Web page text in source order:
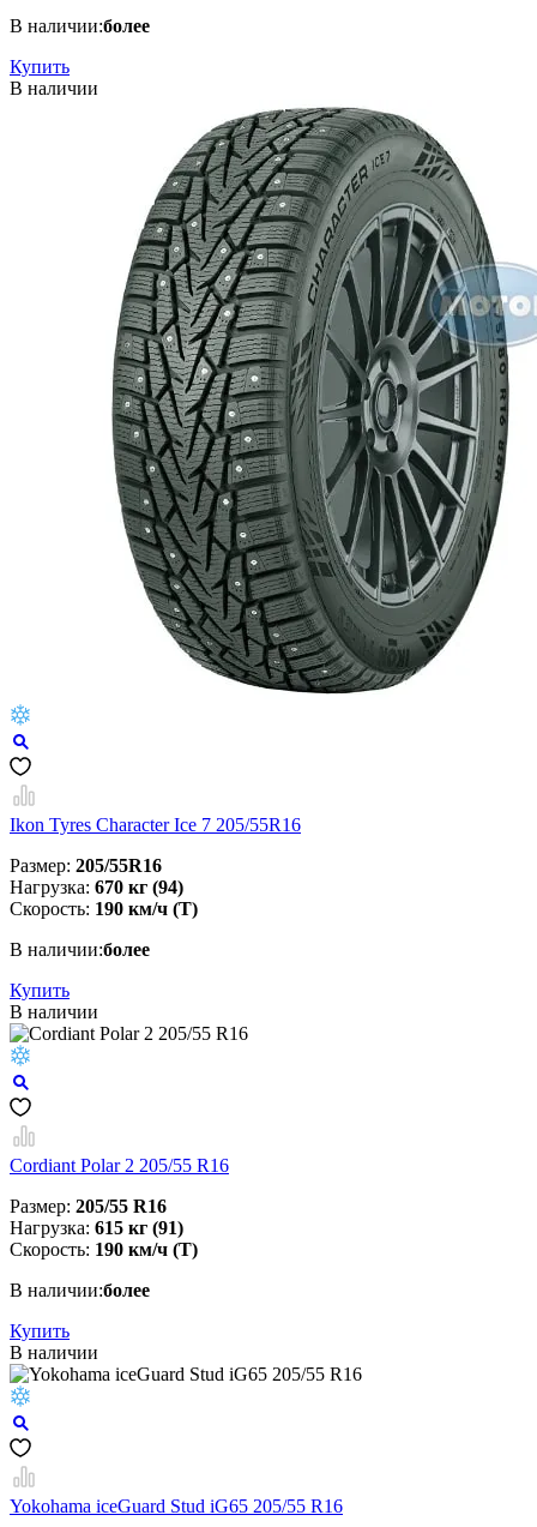
В наличии:более
Купить
В наличии
Ikon Tyres Character Ice 7 205/55R16
Размер: 205/55R16
Нагрузка: 670 кг (94)
Скорость: 190 км/ч (Т)
В наличии:более
Купить
В наличии
Cordiant Polar 2 205/55 R16
Размер: 205/55 R16
Нагрузка: 615 кг (91)
Скорость: 190 км/ч (T)
В наличии:более
Купить
В наличии
Yokohama iceGuard Stud iG65 205/55 R16